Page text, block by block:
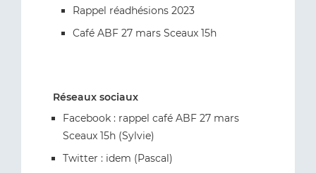
Rappel réadhésions 2023
Café ABF 27 mars Sceaux 15h
Réseaux sociaux
Facebook : rappel café ABF 27 mars
Sceaux 15h (Sylvie)
Twitter : idem (Pascal)